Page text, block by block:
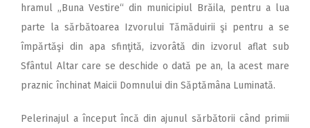
hramul „Buna Vestire“ din municipiul Brăila, pentru a lua
parte la sărbătoarea Izvorului Tămăduirii şi pentru a se
împărtăşi din apa sfinţită, izvorâtă din izvorul aflat sub
Sfântul Altar care se deschide o dată pe an, la acest mare
praznic închinat Maicii Domnului din Săptămâna Luminată.
Pelerinajul a început încă din ajunul sărbătorii când primii